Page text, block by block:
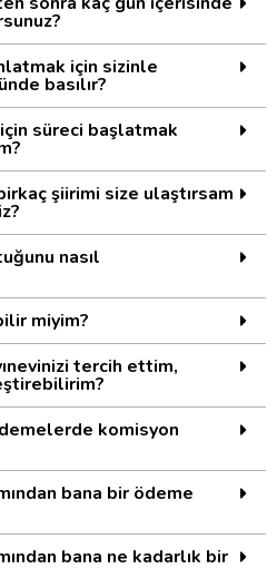
için sizinle
basılır?
için süreci başlatmak
birkaç şiirimi size ulaştırsam
nasıl
miyim?
tercih ettim,
komisyon
bana bir ödeme
bana ne kadarlık bir